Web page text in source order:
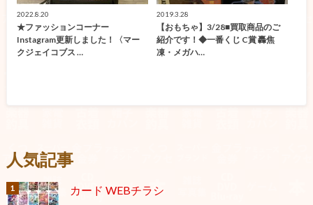
2022.8.20
★ファッションコーナー
Instagram更新しました！〈マー
クジェイコブス …
2019.3.28
【おもちゃ】3/28■買取商品のご
紹介です！◆一番くじ C賞 轟焦
凍・メガハ…
人気記事
カード WEBチラシ